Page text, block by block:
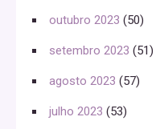
outubro 2023 (50)
setembro 2023 (51)
agosto 2023 (57)
julho 2023 (53)